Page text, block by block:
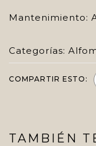
Mantenimiento:
Categorías:
COMPARTIR ESTO:
TAMBIÉN